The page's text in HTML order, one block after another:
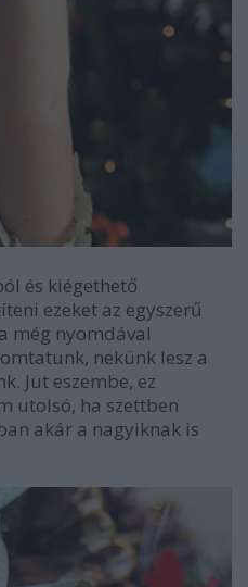
és kiégethető
ezeket az egyszerű
még nyomdával
nekünk lesz a
Jut eszembe, ez
utolsó, ha szettben
akár a nagyiknak is